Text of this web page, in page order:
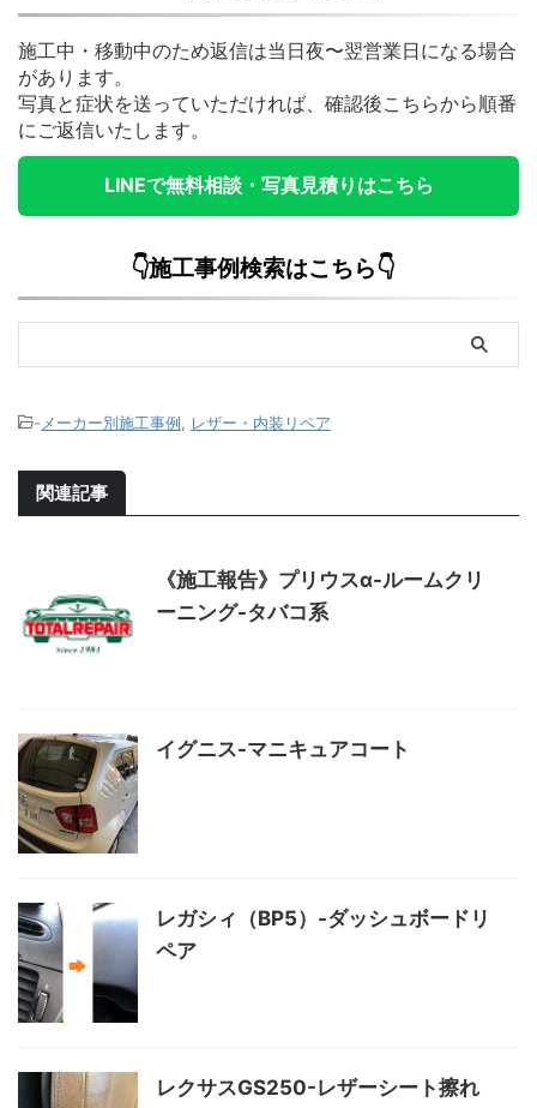
施工中・移動中のため返信は当日夜〜翌営業日になる場合
があります。
写真と症状を送っていただければ、確認後こちらから順番
にご返信いたします。
LINEで無料相談・写真見積りはこちら
👇施工事例検索はこちら👇
-メーカー別施工事例, レザー・内装リペア
関連記事
《施工報告》プリウスα-ルームクリ
ーニング-タバコ系
イグニス-マニキュアコート
レガシィ（BP5）-ダッシュボードリ
ペア
レクサスGS250-レザーシート擦れ